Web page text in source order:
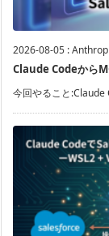
2026-08-05 :
Claude Codeから
今回やること:Claude